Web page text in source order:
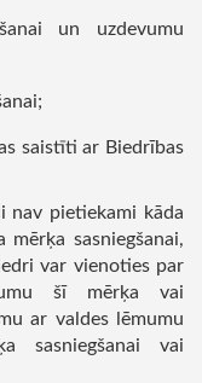
un uzdevumu
saistīti ar Biedrības
nav pietiekami kāda
mērķa sasniegšanai,
var vienoties par
šī mērķa vai
ar valdes lēmumu
sasniegšanai vai